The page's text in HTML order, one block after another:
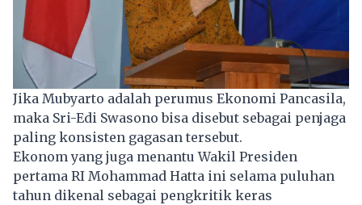
Jika Mubyarto adalah perumus Ekonomi Pancasila,
maka Sri-Edi Swasono bisa disebut sebagai penjaga
paling konsisten gagasan tersebut.
Ekonom yang juga menantu Wakil Presiden
pertama RI Mohammad Hatta ini selama puluhan
tahun dikenal sebagai pengkritik keras